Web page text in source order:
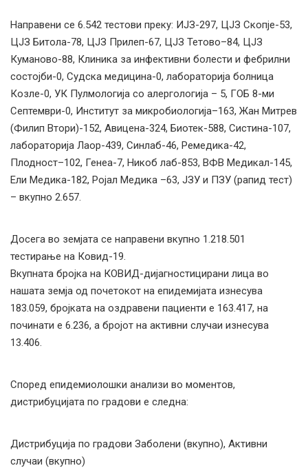
Направени се 6.542 тестови преку: ИЈЗ-297, ЦЈЗ Скопје-53,
ЦЈЗ Битола-78, ЦЈЗ Прилеп-67, ЦЈЗ Тетово–84, ЦЈЗ
Куманово-88, Клиника за инфективни болести и фебрилни
состојби-0, Судска медицина-0, лабораторија болница
Козле-0, УК Пулмологија со алергологија – 5, ГОБ 8-ми
Септември-0, Институт за микробиологија–163, Жан Митрев
(Филип Втори)-152, Авицена-324, Биотек-588, Систина-107,
лабораторија Лаор-439, Синлаб-46, Ремедика-42,
Плодност–102, Генеа-7, Никоб лаб-853, ВФВ Медикал-145,
Ели Медика-182, Ројал Медика –63, ЈЗУ и ПЗУ (рапид тест)
– вкупно 2.657.
Досега во земјата се направени вкупно 1.218.501
тестирање на Ковид-19.
Вкупната бројка на КОВИД-дијагностицирани лица во
нашата земја од почетокот на епидемијата изнесува
183.059, бројката на оздравени пациенти е 163.417, на
починати е 6.236, а бројот на активни случаи изнесува
13.406.
Според епидемиолошки анализи во моментов,
дистрибуцијата по градови е следна:
Дистрибуција по градови Заболени (вкупно), Активни
случаи (вкупно)